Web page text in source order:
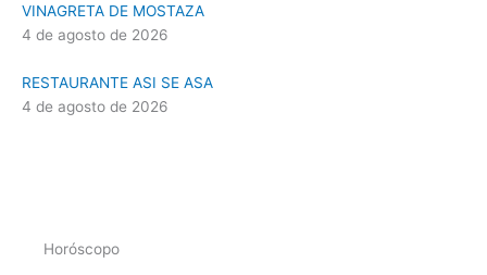
VINAGRETA DE MOSTAZA
4 de agosto de 2026
RESTAURANTE ASI SE ASA
4 de agosto de 2026
Horóscopo